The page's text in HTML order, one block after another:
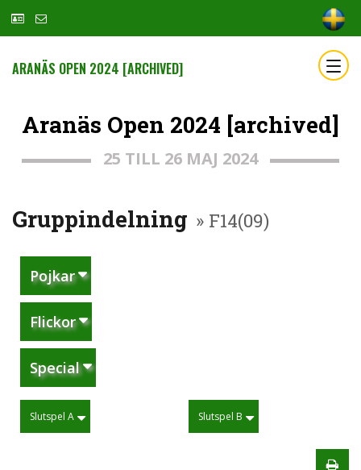
ARANÄS OPEN 2024 [ARCHIVED]
Aranäs Open 2024 [archived]
25 TILL 26 MAJ 2024
Gruppindelning » F14(09)
Pojkar
Flickor
Special
Slutspel A Slutspel B